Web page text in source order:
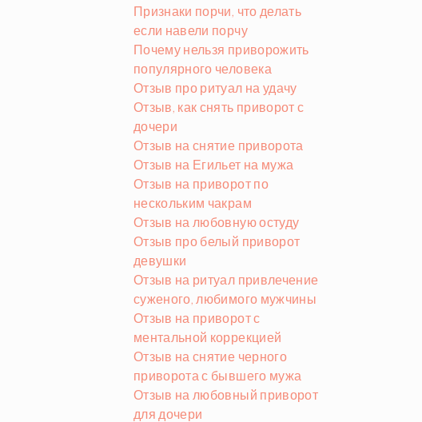
Признаки порчи, что делать
если навели порчу
Почему нельзя приворожить
популярного человека
Отзыв про ритуал на удачу
Отзыв, как снять приворот с
дочери
Отзыв на снятие приворота
Отзыв на Егильет на мужа
Отзыв на приворот по
нескольким чакрам
Отзыв на любовную остуду
Отзыв про белый приворот
девушки
Отзыв на ритуал привлечение
суженого, любимого мужчины
Отзыв на приворот с
ментальной коррекцией
Отзыв на снятие черного
приворота с бывшего мужа
Отзыв на любовный приворот
для дочери